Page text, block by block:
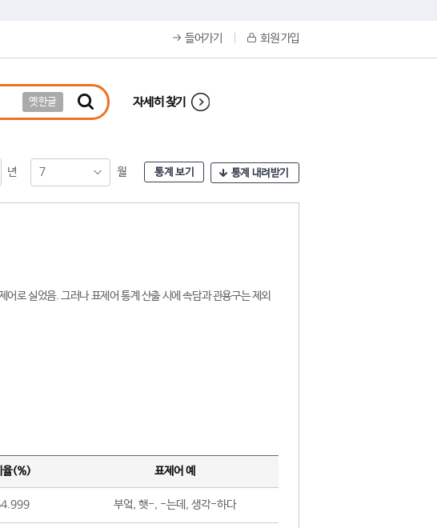
들어가기 회원 가입
옛한글 자세히 찾기
년 7 월 통계 보기 통계 내려받기
로 실었음. 그러나 표제어 통계 산출 시에 속담과 관용구는 제외
율(%) 표제어 예
부엌, 햇-, -는데, 생각-하다